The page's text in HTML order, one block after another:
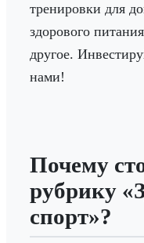
тренировки для
здорового
другое.
нами!
Почему
рубрику
спорт»?